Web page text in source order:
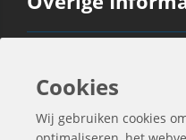
Ook Interessant
Cookies
Wij gebruiken cookies